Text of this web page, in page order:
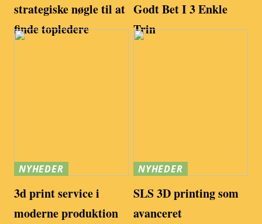
strategiske nøgle til at
finde topledere
Godt Bet I 3 Enkle
Trin
NYHEDER
3d print service i
moderne produktion
NYHEDER
SLS 3D printing som
avanceret